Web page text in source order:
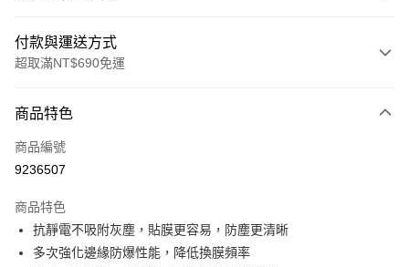
付款與運送方式
超取滿NT$690免運
信用卡一次付款
超商取貨付款
Apple Pay
街口支付
商品特色
商品編號
9236507
商品特色
抗靜電不吸附灰塵，貼膜更容易，防塵更清晰
多次強化邊緣防爆性能，降低換膜頻率